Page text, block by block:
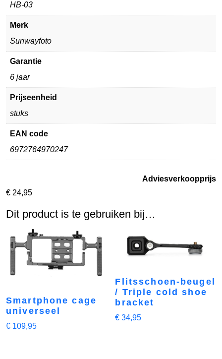
HB-03
Merk
Sunwayfoto
Garantie
6 jaar
Prijseenheid
stuks
EAN code
6972764970247
Adviesverkoopprijs
€ 24,95
Dit product is te gebruiken bij…
Smartphone cage
universeel
€ 109,95
Flitsschoen-beugel
/ Triple cold shoe
bracket
€ 34,95